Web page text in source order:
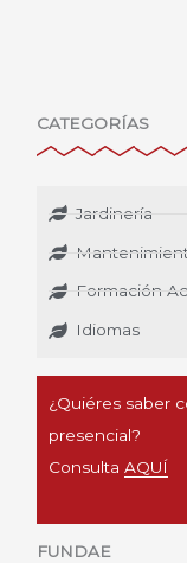
CATEGORÍAS
Jardinería
Formación
Idiomas
¿Quiéres saber
presencial?
ConsultaAQUÍ
FUNDAE